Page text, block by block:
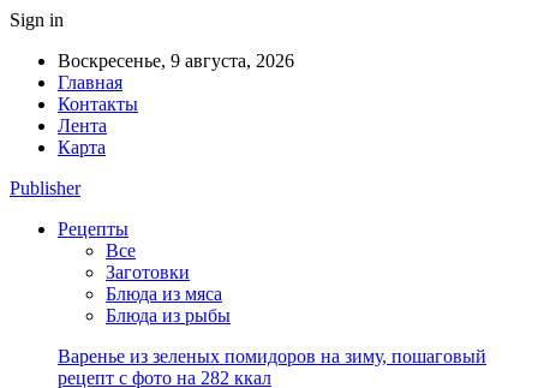
Sign in
Воскресенье, 9 августа, 2026
Главная
Контакты
Лента
Карта
Publisher
Рецепты
Все
Заготовки
Блюда из мяса
Блюда из рыбы
Варенье из зеленых помидоров на зиму, пошаговый
рецепт с фото на 282 ккал